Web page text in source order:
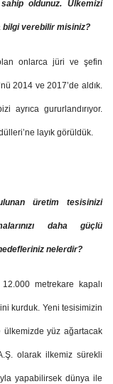
oldunuz. Ülkemizi
bilgi verebilir misiniz?
onlarca jüri ve şefin
2014 ve 2017’de aldık.
gururlandırıyor.
layık görüldük.
üretim tesisinizi
daha güçlü
nelerdir?
metrekare kapalı
kurduk. Yeni tesisimizin
ülkemizde yüz ağartacak
olarak ilkemiz sürekli
yapabilirsek dünya ile